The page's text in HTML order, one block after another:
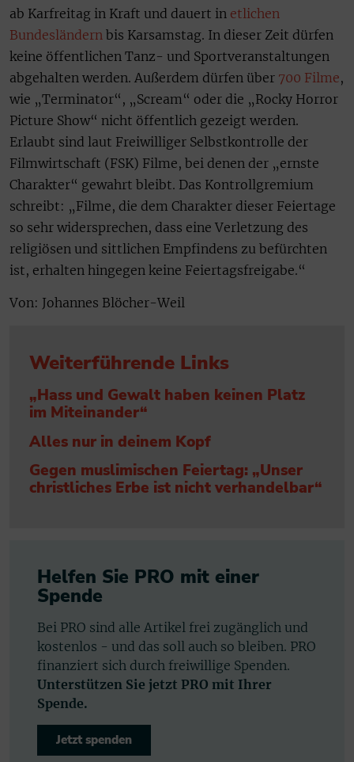
ab Karfreitag in Kraft und dauert in etlichen
Bundesländern bis Karsamstag. In dieser Zeit dürfen
keine öffentlichen Tanz- und Sportveranstaltungen
abgehalten werden. Außerdem dürfen über 700 Filme,
wie „Terminator“, „Scream“ oder die „Rocky Horror
Picture Show“ nicht öffentlich gezeigt werden.
Erlaubt sind laut Freiwilliger Selbstkontrolle der
Filmwirtschaft (FSK) Filme, bei denen der „ernste
Charakter“ gewahrt bleibt. Das Kontrollgremium
schreibt: „Filme, die dem Charakter dieser Feiertage
so sehr widersprechen, dass eine Verletzung des
religiösen und sittlichen Empfindens zu befürchten
ist, erhalten hingegen keine Feiertagsfreigabe.“
Von: Johannes Blöcher-Weil
Weiterführende Links
„Hass und Gewalt haben keinen Platz
im Miteinander“
Alles nur in deinem Kopf
Gegen muslimischen Feiertag: „Unser
christliches Erbe ist nicht verhandelbar“
Helfen Sie PRO mit einer
Spende
Bei PRO sind alle Artikel frei zugänglich und
kostenlos - und das soll auch so bleiben. PRO
finanziert sich durch freiwillige Spenden.
Unterstützen Sie jetzt PRO mit Ihrer
Spende.
Jetzt spenden